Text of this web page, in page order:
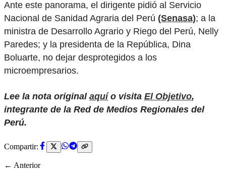
Ante este panorama, el dirigente pidió al Servicio
Nacional de Sanidad Agraria del Perú (Senasa); a la
ministra de Desarrollo Agrario y Riego del Perú, Nelly
Paredes; y la presidenta de la República, Dina
Boluarte, no dejar desprotegidos a los
microempresarios.
Lee la nota original aquío visita El Objetivo,
integrante de la Red de Medios Regionales del
Perú.
Compartir:
← Anterior